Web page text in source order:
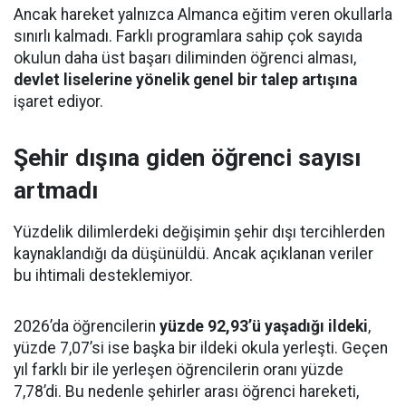
Ancak hareket yalnızca Almanca eğitim veren okullarla
sınırlı kalmadı. Farklı programlara sahip çok sayıda
okulun daha üst başarı diliminden öğrenci alması,
devlet liselerine yönelik genel bir talep artışına
işaret ediyor.
Şehir dışına giden öğrenci sayısı
artmadı
Yüzdelik dilimlerdeki değişimin şehir dışı tercihlerden
kaynaklandığı da düşünüldü. Ancak açıklanan veriler
bu ihtimali desteklemiyor.
2026’da öğrencilerin yüzde 92,93’ü yaşadığı ildeki,
yüzde 7,07’si ise başka bir ildeki okula yerleşti. Geçen
yıl farklı bir ile yerleşen öğrencilerin oranı yüzde
7,78’di. Bu nedenle şehirler arası öğrenci hareketi,